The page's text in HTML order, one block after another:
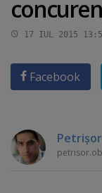
17 IUL 2015
Facebook